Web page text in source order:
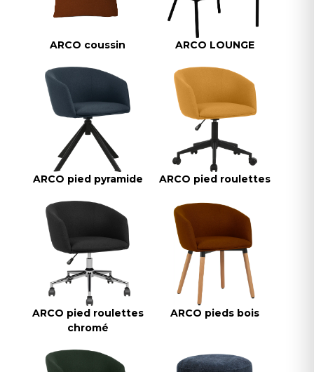
ARCO coussin ARCO LOUNGE
ARCO pied pyramide ARCO pied roulettes
ARCO pied roulettes
chromé
ARCO pieds bois